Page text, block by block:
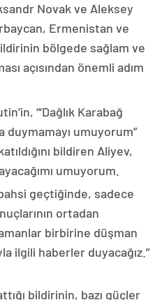
Novak ve Aleksey
Ermenistan ve
bölgede sağlam ve
açısından önemli adım
“‘Dağlık Karabağ
duymamayı umuyorum”
bildiren Aliyev,
umuyorum.
geçtiğinde, sadece
ortadan
birbirine düşman
ilgili haberler duyacağız.”
bildirinin, bazı güçler